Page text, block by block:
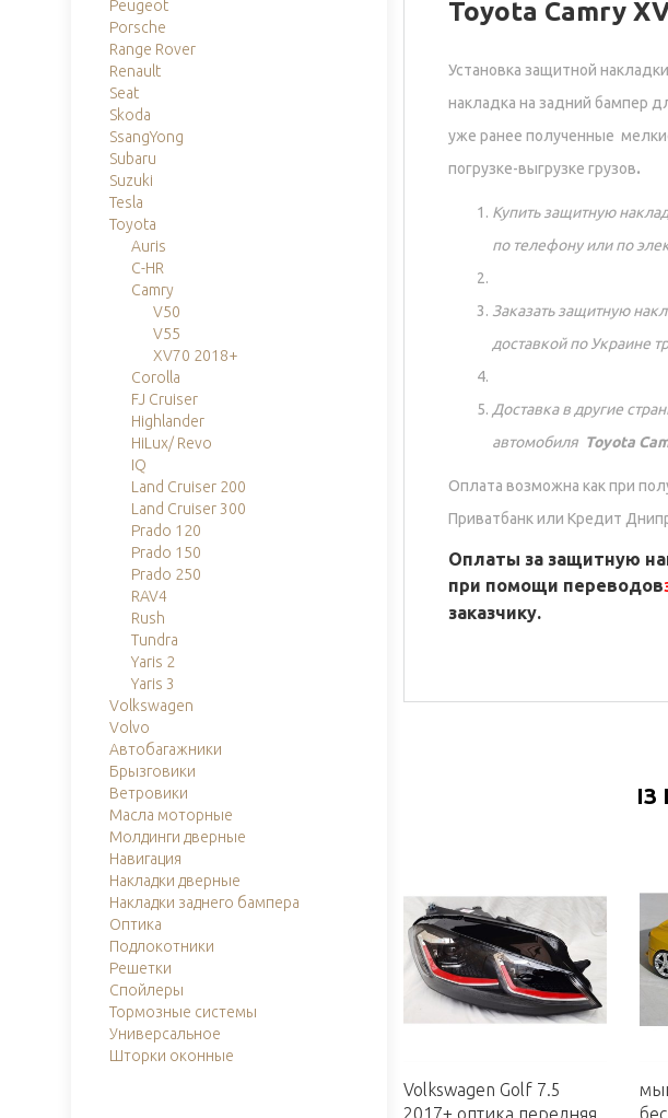
Peugeot
Porsche
Range Rover
Renault
Seat
Skoda
SsangYong
Subaru
Suzuki
Tesla
Toyota
Auris
C-HR
Camry
V50
V55
XV70 2018+
Corolla
FJ Cruiser
Highlander
HiLux/ Revo
IQ
Land Cruiser 200
Land Cruiser 300
Prado 120
Prado 150
Prado 250
RAV4
Rush
Tundra
Yaris 2
Yaris 3
Volkswagen
Volvo
Автобагажники
Брызговики
Ветровики
Масла моторные
Молдинги дверные
Навигация
Накладки дверные
Накладки заднего бампера
Оптика
Подлокотники
Решетки
Спойлеры
Тормозные системы
Универсальное
Шторки оконные
Toyota Camry
Установка защитной
накладка на задний бампер
уже ранее полученные
погрузке-выгрузке грузов.
Купить защитную
по телефону или по
Заказать защитную
доставкой по Украине
Доставка в другие
автомобиля Toyota
Оплата возможна как при
Приватбанк или Кредит
Оплаты за защитную
при помощи переводов
заказчику.
Volkswagen Golf 7.5
2017+ оптика передняя